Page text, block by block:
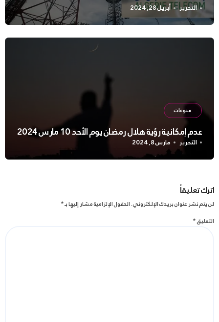
التحرير أبريل 28, 2024
منوعات
عدم إمكانية رؤية هلال رمضان يوم الأحد 10 مارس 2024
التحرير مارس 8, 2024
اترك تعليقاً
لن يتم نشر عنوان بريدك الإلكتروني.الحقول الإلزامية مشار إليها بـ*
التعليق*